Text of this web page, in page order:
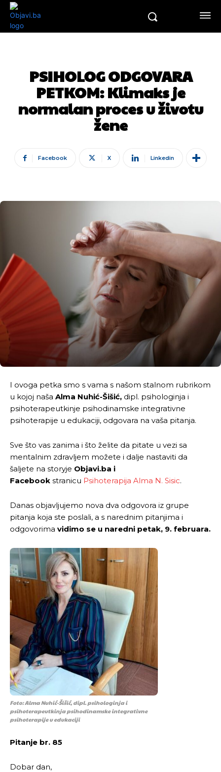
PSIHOLOG ODGOVARA
PETKOM: Klimaks je
normalan proces u životu
žene
Facebook X Linkedin
I ovoga petka smo s vama s našom stalnom rubrikom
u kojoj naša Alma Nuhić-Šišić, dipl. psihologinja i
psihoterapeutkinje psihodinamske integrativne
psihoterapije u edukaciji, odgovara na vaša pitanja.
Sve što vas zanima i što želite da pitate u vezi sa
mentalnim zdravljem možete i dalje nastaviti da
šaljete na storyje Objavi.ba i
Facebook stranicu Psihoterapija Alma N. Sisic.
Danas objavljujemo nova dva odgovora iz grupe
pitanja koja ste poslali, a s narednim pitanjima i
odgovorima vidimo se u naredni petak, 9. februara.
Foto: Alma Nuhić-Šišić, dipl. psihologinja i
psihoterapeutkinja psihodinamske integrativne
psihoterapije u edukaciji
Pitanje br. 85
Dobar dan,